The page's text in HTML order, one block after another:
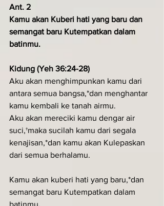
Ant. 2
Kamu akan Kuberi hati yang baru dan
semangat baru Kutempatkan dalam
batinmu.
Kidung (Yeh 36:24-28)
Aku akan menghimpunkan kamu dari
antara semua bangsa,*dan menghantar
kamu kembali ke tanah airmu.
Aku akan mereciki kamu dengar air
suci,†maka sucilah kamu dari segala
kenajisan,*dan kamu akan Kulepaskan
dari semua berhalamu.
Kamu akan kuberi hati yang baru,*dan
semangat baru Kutempatkan dalam